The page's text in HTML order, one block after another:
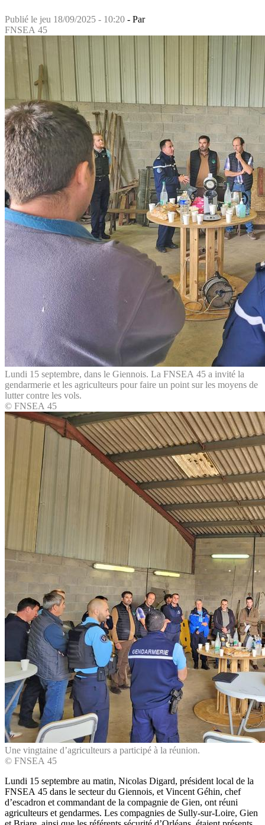
Publié le jeu 18/09/2025 - 10:20 - Par
FNSEA 45
Lundi 15 septembre, dans le Giennois. La FNSEA 45 a invité la
gendarmerie et les agriculteurs pour faire un point sur les moyens de
lutter contre les vols.
© FNSEA 45
Une vingtaine d’agriculteurs a participé à la réunion.
© FNSEA 45
Lundi 15 septembre au matin, Nicolas Digard, président local de la
FNSEA 45 dans le secteur du Giennois, et Vincent Géhin, chef
d’escadron et commandant de la compagnie de Gien, ont réuni
agriculteurs et gendarmes. Les compagnies de Sully-sur-Loire, Gien